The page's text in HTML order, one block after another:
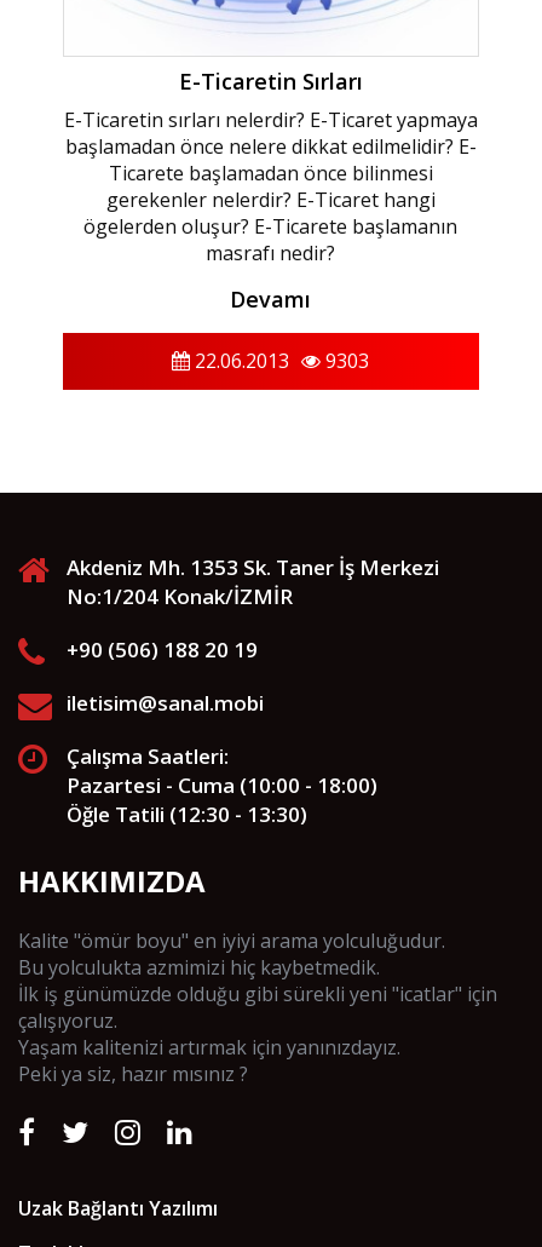
E-Ticaretin Sırları
E-Ticaretin sırları nelerdir? E-Ticaret yapmaya
başlamadan önce nelere dikkat edilmelidir? E-
Ticarete başlamadan önce bilinmesi
gerekenler nelerdir? E-Ticaret hangi
ögelerden oluşur? E-Ticarete başlamanın
masrafı nedir?
Devamı
22.06.2013 9303
Akdeniz Mh. 1353 Sk. Taner İş Merkezi
No:1/204 Konak/İZMİR
+90 (506) 188 20 19
iletisim@sanal.mobi
Çalışma Saatleri:
Pazartesi - Cuma (10:00 - 18:00)
Öğle Tatili (12:30 - 13:30)
HAKKIMIZDA
Kalite "ömür boyu" en iyiyi arama yolculuğudur.
Bu yolculukta azmimizi hiç kaybetmedik.
İlk iş günümüzde olduğu gibi sürekli yeni "icatlar" için
çalışıyoruz.
Yaşam kalitenizi artırmak için yanınızdayız.
Peki ya siz, hazır mısınız ?
Uzak Bağlantı Yazılımı